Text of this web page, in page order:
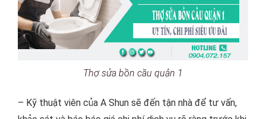
Thợ sửa bồn cầu quận 1
– Kỹ thuật viên của A Shun sẽ đến tận nhà để tư vấn,